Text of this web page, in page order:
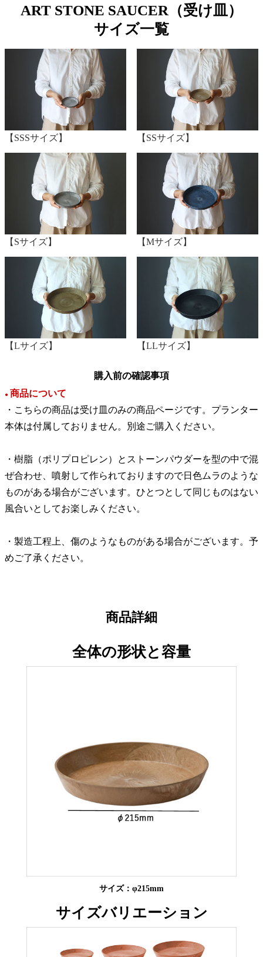
ART STONE SAUCER（受け皿）
サイズ一覧
【SSSサイズ】 【SSサイズ】
【Sサイズ】 【Mサイズ】
【Lサイズ】 【LLサイズ】
購入前の確認事項
● 商品について
・こちらの商品は受け皿のみの商品ページです。プランター
本体は付属しておりません。別途ご購入ください。
・樹脂（ポリプロピレン）とストーンパウダーを型の中で混
ぜ合わせ、噴射して作られておりますので日色ムラのような
ものがある場合がございます。ひとつとして同じものはない
風合いとしてお楽しみください。
・製造工程上、傷のようなものがある場合がございます。予
めご了承ください。
商品詳細
全体の形状と容量
サイズ：φ215mm
サイズバリエーション